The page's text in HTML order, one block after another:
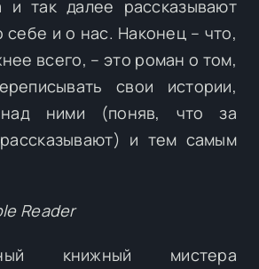
и так далее рассказывают
себе и о нас. Наконец – что,
всего, – это роман о том,
свои истории,
над ними (поняв, что за
и тем самым
Reader
книжный мистера